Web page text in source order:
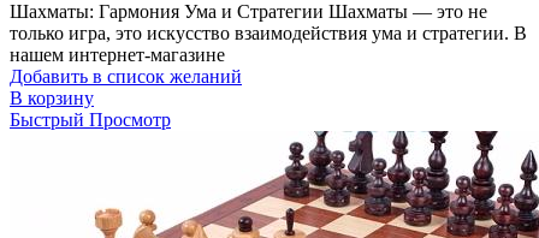
Шахматы: Гармония Ума и Стратегии Шахматы — это не
только игра, это искусство взаимодействия ума и стратегии. В
нашем интернет-магазине
Добавить в список желаний
В корзину
Быстрый Просмотр